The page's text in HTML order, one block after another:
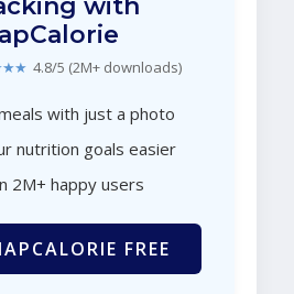
with
4.8/5 (2M+ downloads)
with just a photo
nutrition goals easier
2M+ happy users
FREE